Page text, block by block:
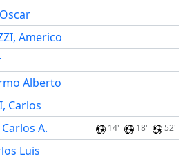
Americo
Alberto
Carlos
Carlos A. 14' 18' 52'
Luis